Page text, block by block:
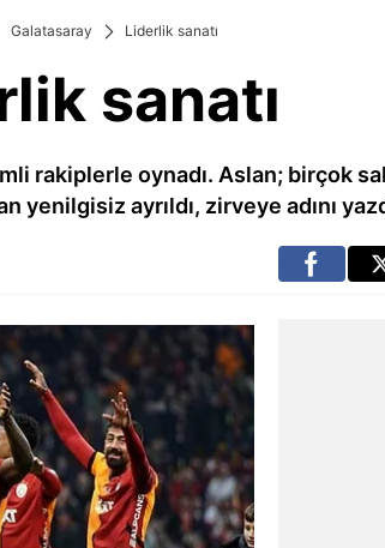
Galatasaray Liderlik sanatı
sanatı
rakiplerle oynadı. Aslan; birçok
ayrıldı, zirveye adını